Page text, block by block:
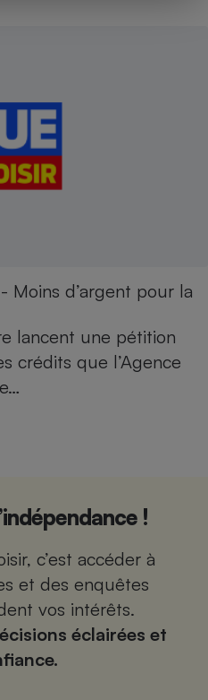
Moins d’argent pour la
lancent une pétition
crédits que l’Agence
!
c’est accéder à
et des enquêtes
vos intérêts.
éclairées et